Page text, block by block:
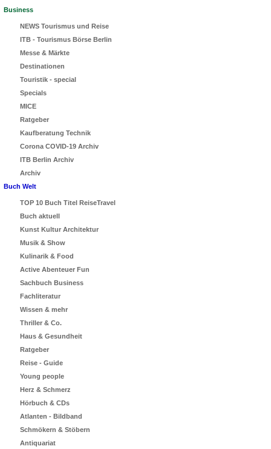
Business
NEWS Tourismus und Reise
ITB - Tourismus Börse Berlin
Messe & Märkte
Destinationen
Touristik - special
Specials
MICE
Ratgeber
Kaufberatung Technik
Corona COVID-19 Archiv
ITB Berlin Archiv
Archiv
Buch Welt
TOP 10 Buch Titel ReiseTravel
Buch aktuell
Kunst Kultur Architektur
Musik & Show
Kulinarik & Food
Active Abenteuer Fun
Sachbuch Business
Fachliteratur
Wissen & mehr
Thriller & Co.
Haus & Gesundheit
Ratgeber
Reise - Guide
Young people
Herz & Schmerz
Hörbuch & CDs
Atlanten - Bildband
Schmökern & Stöbern
Antiquariat